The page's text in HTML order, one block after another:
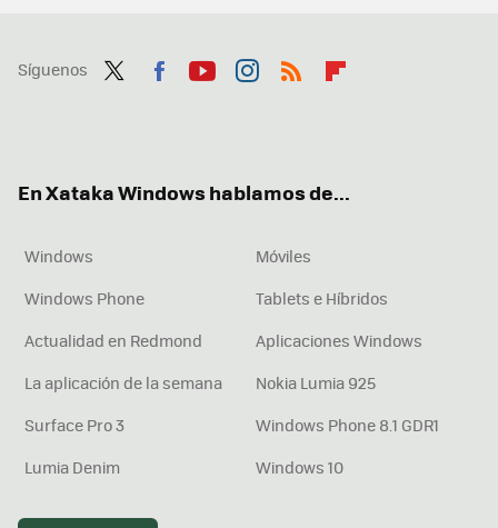
Síguenos
En Xataka Windows hablamos de...
Windows
Móviles
Windows Phone
Tablets e Híbridos
Actualidad en Redmond
Aplicaciones Windows
La aplicación de la semana
Nokia Lumia 925
Surface Pro 3
Windows Phone 8.1 GDR1
Lumia Denim
Windows 10